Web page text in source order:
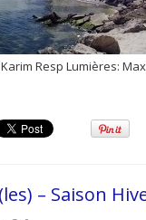
Resp Lumières:
– Saison